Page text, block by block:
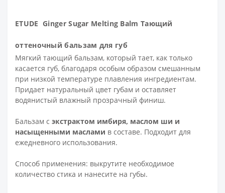
ETUDE Ginger Sugar Melting Balm Тающий
оттеночный бальзам для губ
Мягкий тающий бальзам, который тает, как только
касается губ, благодаря особым образом смешанным
при низкой температуре плавления ингредиентам.
Придает натуральный цвет губам и оставляет
водянистый влажный прозрачный финиш.
Бальзам с экстрактом имбиря, маслом ши и
насыщенными маслами в составе. Подходит для
ежедневного использования.
Способ применения: выкрутите необходимое
количество стика и нанесите на губы.